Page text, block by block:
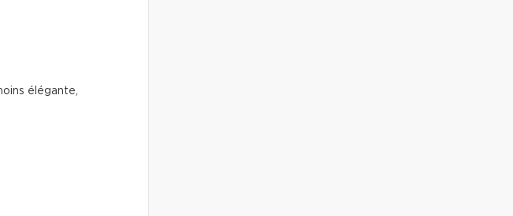
élégante,